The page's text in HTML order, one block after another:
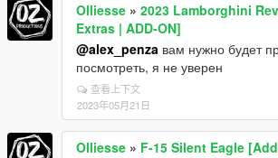
Olliesse » 2023 Lamborghini
Extras | ADD-ON]
@alex_penza вам нужно будет
посмотреть, я не уверен
查看上下文
2023年05月21日
Olliesse » F-15 Silent Eagle